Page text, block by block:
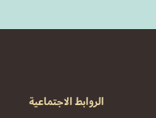
الروابط الاجتماعية